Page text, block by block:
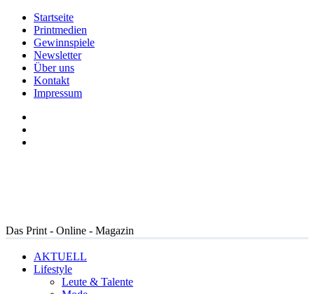
Startseite
Printmedien
Gewinnspiele
Newsletter
Über uns
Kontakt
Impressum
Das Print - Online - Magazin
AKTUELL
Lifestyle
Leute & Talente